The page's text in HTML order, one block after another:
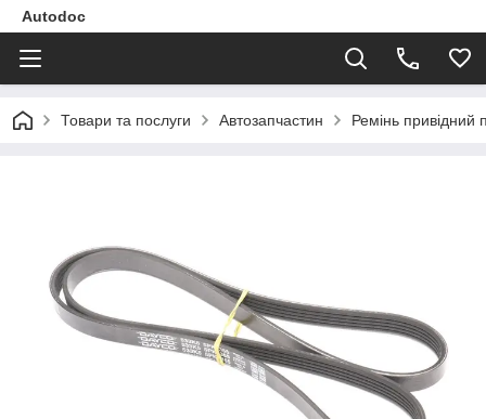
Autodoc
Товари та послуги Автозапчастин Ремінь привідний